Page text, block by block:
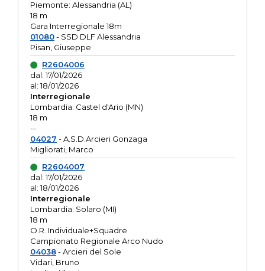
Piemonte: Alessandria (AL)
18 m
Gara Interregionale 18m
01080- SSD DLF Alessandria
Pisan, Giuseppe
R2604006
dal: 17/01/2026
al: 18/01/2026
Interregionale
Lombardia: Castel d'Ario (MN)
18 m
--
04027 - A.S.D.Arcieri Gonzaga
Migliorati, Marco
R2604007
dal: 17/01/2026
al: 18/01/2026
Interregionale
Lombardia: Solaro (MI)
18 m
O.R. Individuale+Squadre
Campionato Regionale Arco Nudo
04038- Arcieri del Sole
Vidari, Bruno